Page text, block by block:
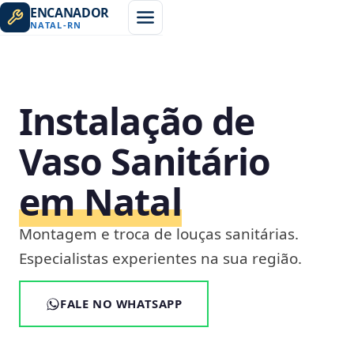
ENCANADOR
NATAL-RN
Instalação de
Vaso Sanitário
em Natal
Montagem e troca de louças sanitárias.
Especialistas experientes na sua região.
FALE NO WHATSAPP